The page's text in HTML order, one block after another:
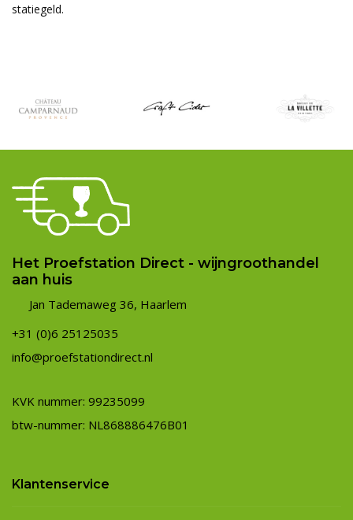
statiegeld.
Het Proefstation Direct - wijngroothandel
aan huis
Jan Tademaweg 36, Haarlem
+31 (0)6 25125035
info@proefstationdirect.nl
KVK nummer: 99235099
btw-nummer: NL868886476B01
Klantenservice